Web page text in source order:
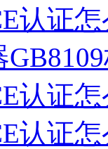
认证
认证
认证